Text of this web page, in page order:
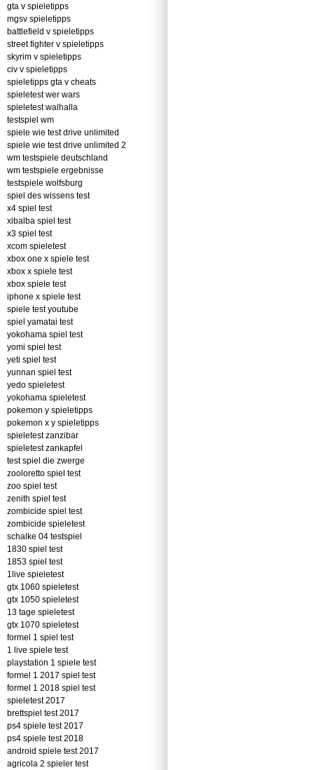
gta v spieletipps
mgsv spieletipps
battlefield v spieletipps
street fighter v spieletipps
skyrim v spieletipps
civ v spieletipps
spieletipps gta v cheats
spieletest wer wars
spieletest walhalla
testspiel wm
spiele wie test drive unlimited
spiele wie test drive unlimited 2
wm testspiele deutschland
wm testspiele ergebnisse
testspiele wolfsburg
spiel des wissens test
x4 spiel test
xibalba spiel test
x3 spiel test
xcom spieletest
xbox one x spiele test
xbox x spiele test
xbox spiele test
iphone x spiele test
spiele test youtube
spiel yamatai test
yokohama spiel test
yomi spiel test
yeti spiel test
yunnan spiel test
yedo spieletest
yokohama spieletest
pokemon y spieletipps
pokemon x y spieletipps
spieletest zanzibar
spieletest zankapfel
test spiel die zwerge
zooloretto spiel test
zoo spiel test
zenith spiel test
zombicide spiel test
zombicide spieletest
schalke 04 testspiel
1830 spiel test
1853 spiel test
1live spieletest
gtx 1060 spieletest
gtx 1050 spieletest
13 tage spieletest
gtx 1070 spieletest
formel 1 spiel test
1 live spiele test
playstation 1 spiele test
formel 1 2017 spiel test
formel 1 2018 spiel test
spieletest 2017
brettspiel test 2017
ps4 spiele test 2017
ps4 spiele test 2018
android spiele test 2017
agricola 2 spieler test